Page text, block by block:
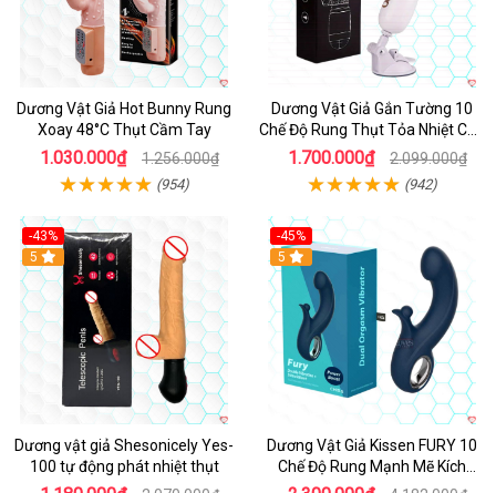
Dương Vật Giả Hot Bunny Rung
Xoay 48°C Thụt Cầm Tay
1.030.000₫ 1.256.000₫
(954)
Dương Vật Giả Gắn Tường 10
Chế Độ Rung Thụt Tỏa Nhiệt Cao
Cấp
1.700.000₫ 2.099.000₫
(942)
-43%
5
Dương vật giả Shesonicely Yes-
100 tự động phát nhiệt thụt
-45%
Hot
5
Dương Vật Giả Kissen FURY 10
Chế Độ Rung Mạnh Mẽ Kích
Thích